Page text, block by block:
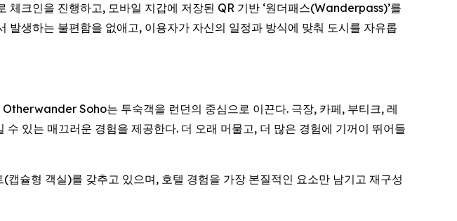
크인을 진행하고, 모바일 지갑에 저장된 QR 기반 ‘원더패스(Wanderpass)’를
생하는 불편함을 없애고, 이용자가 자신의 일정과 방식에 맞춰 도시를 자유롭
Soho는 투숙객을 런던의 중심으로 이끈다. 극장, 카페, 부티크, 레
있는 매끄러운 경험을 제공한다. 더 오래 머물고, 더 많은 경험에 기꺼이 뛰어들
슐형 객실)를 갖추고 있으며, 호텔 경험을 가장 본질적인 요소만 남기고 재구성